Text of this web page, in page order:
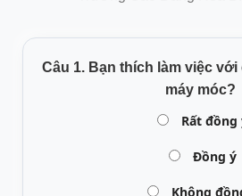
Câu 1. Bạn thích làm việc
máy móc?
Rất đồng
Đồng ý
Không